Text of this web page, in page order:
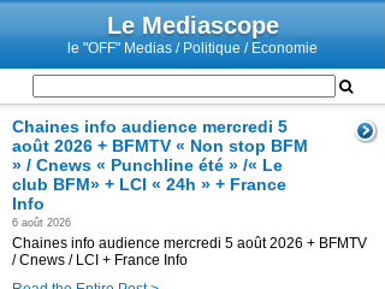
Le Mediascope
le "OFF" Medias / Politique / Economie
Chaines info audience mercredi 5
août 2026 + BFMTV « Non stop BFM
» / Cnews « Punchline été » /« Le
club BFM» + LCI « 24h » + France
Info
6 août 2026
Chaines info audience mercredi 5 août 2026 + BFMTV
/ Cnews / LCI + France Info